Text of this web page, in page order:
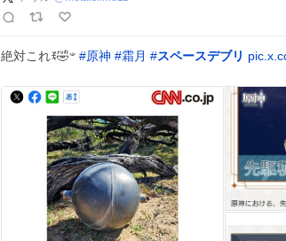
#原神 #霜月 #スペースデブリ